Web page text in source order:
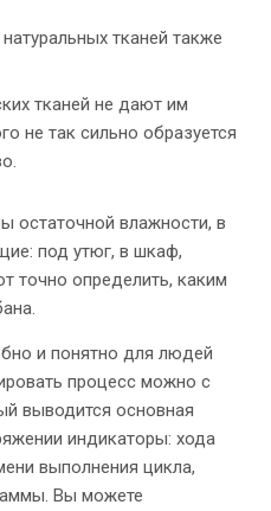
тканей также
тканей не дают им
не так сильно образуется
остаточной влажности, в
под утюг, в шкаф,
точно определить, каким
и понятно для людей
процесс можно с
выводится основная
индикаторы: хода
выполнения цикла,
Вы можете